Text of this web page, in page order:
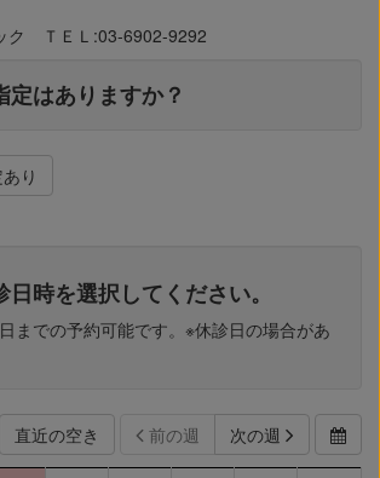
ク ＴＥＬ:03-6902-9292
定はありますか？
り
時を選択してください。
までの予約可能です。※休診日の場合があ
直近の空き 前の週 次の週